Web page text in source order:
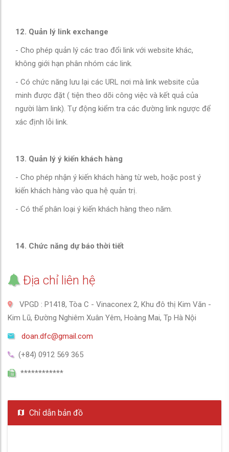
12. Quản lý link exchange
- Cho phép quản lý các trao đổi link với website khác,
không giới hạn phân nhóm các link.
- Có chức năng lưu lại các URL nơi mà link website của
minh được đặt ( tiện theo dõi công việc và kết quả của
người làm link). Tự động kiểm tra các đường link ngược để
xác định lỗi link.
13. Quản lý ý kiến khách hàng
- Cho phép nhận ý kiến khách hàng từ web, hoặc post ý
kiến khách hàng vào qua hệ quản trị.
- Có thể phân loại ý kiến khách hàng theo năm.
14. Chức năng dự báo thời tiết
Địa chỉ liên hệ
VPGD : P1418, Tòa C - Vinaconex 2, Khu đô thị Kim Văn -
Kim Lũ, Đường Nghiêm Xuân Yêm, Hoàng Mai, Tp Hà Nội
doan.dfc@gmail.com
(+84) 0912 569 365
************
Chỉ dẫn bản đồ